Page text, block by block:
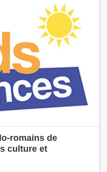
romains de
culture et